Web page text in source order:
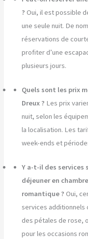
? Oui, il est possible
une seule nuit. De
réservations de
profiter d’une
plusieurs jours.
Quels sont les prix
Dreux ? Les prix
nuit, selon les
la localisation. Les
week-ends et
Y a-t-il des services
déjeuner en
romantique ? Oui,
services additionnels
des pétales de rose,
pour les occasions